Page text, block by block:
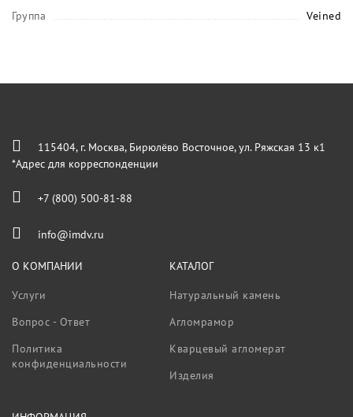
Группа
Veined
115404, г. Москва, Бирюлёво Восточное, ул. Ряжская 13 к1
*Адрес для корреспонденции
+7 (800) 500-81-88
info@imdv.ru
О КОМПАНИИ
Услуги
Вопрос - Ответ
Политика
конфиденциальности
КАТАЛОГ
Натуральный камень
Агломрамор
Кварцевый агломерат
Изделия